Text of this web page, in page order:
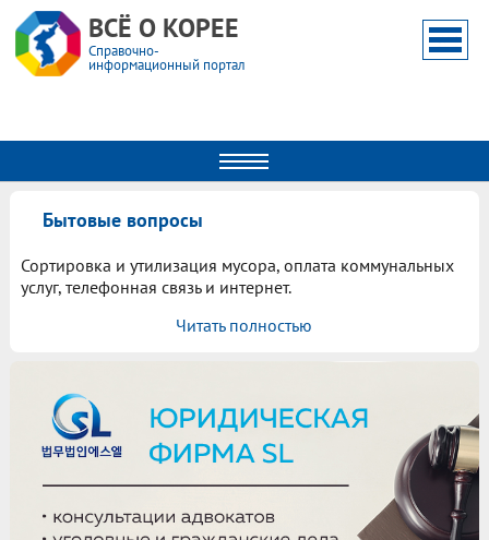
ВСЁ О КОРЕЕ
Справочно-
информационный портал
Бытовые вопросы
Сортировка и утилизация мусора, оплата коммунальных
услуг, телефонная связь и интернет.
Читать полностью